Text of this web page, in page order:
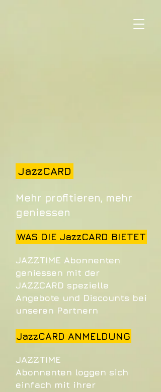
Mehr profitieren, mehr
geniessen
JazzCARD
WAS DIE JazzCARD BIETET
JAZZTIME Abonnenten
geniessen mit der
JAZZCARD spezielle
Angebote und Discounts bei
unseren Partnern
JazzCARD ANMELDUNG
JAZZTIME
Abonnenten loggen sich
einfach mit ihrer